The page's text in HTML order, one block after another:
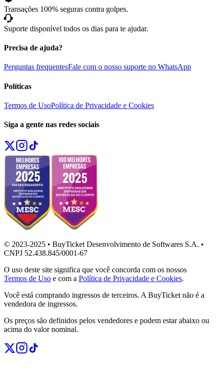
Transações 100% seguras contra golpes.
Suporte disponível todos os dias para te ajudar.
Precisa de ajuda?
Perguntas frequentesFale com o nosso suporte no WhatsApp
Políticas
Termos de UsoPolítica de Privacidade e Cookies
Siga a gente nas redes sociais
© 2023-2025 • BuyTicket Desenvolvimento de Softwares S.A. •
CNPJ 52.438.845/0001-67
O uso deste site significa que você concorda com os nossos
Termos de Uso e com a Política de Privacidade e Cookies.
Você está comprando ingressos de terceiros. A BuyTicket não é a
vendedora de ingressos.
Os preços são definidos pelos vendedores e podem estar abaixo ou
acima do valor nominal.